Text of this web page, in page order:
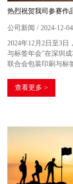
热烈祝贺我司参赛作
公司新闻 / 2024-12-04
2024年12月2日至3日
与标签年会”在深圳
联合会包装印刷与标
查看更多 >